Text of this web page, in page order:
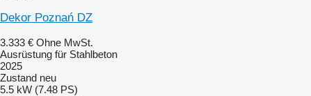
Dekor Poznań DZ
3.333 € Ohne MwSt.
Ausrüstung für Stahlbeton
2025
Zustand neu
5.5 kW (7.48 PS)